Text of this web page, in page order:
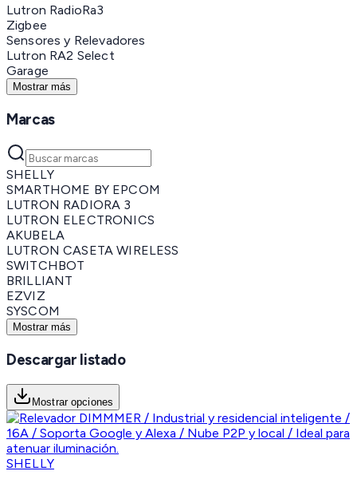
Lutron RadioRa3
Zigbee
Sensores y Relevadores
Lutron RA2 Select
Garage
Mostrar más
Marcas
SHELLY
SMARTHOME BY EPCOM
LUTRON RADIORA 3
LUTRON ELECTRONICS
AKUBELA
LUTRON CASETA WIRELESS
SWITCHBOT
BRILLIANT
EZVIZ
SYSCOM
Mostrar más
Descargar listado
Mostrar opciones
SHELLY